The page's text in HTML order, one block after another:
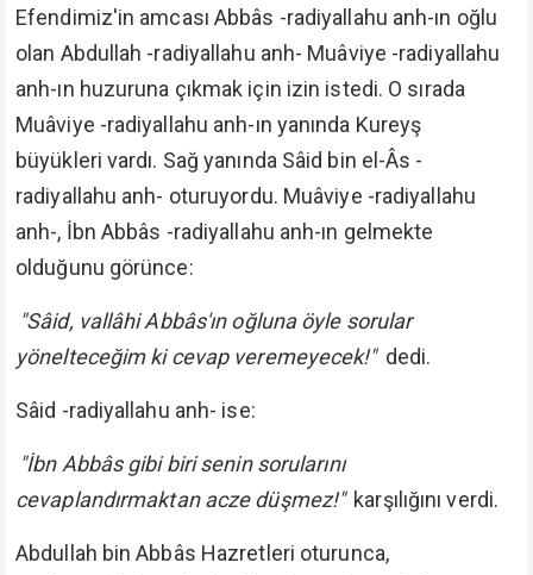
Efendimiz'in amcası Abbâs -radiyallahu anh-ın oğlu
olan Abdullah -radiyallahu anh- Muâviye -radiyallahu
anh-ın huzuruna çıkmak için izin istedi. O sırada
Muâviye -radiyallahu anh-ın yanında Kureyş
büyükleri vardı. Sağ yanında Sâid bin el-Âs -
radiyallahu anh- oturuyordu. Muâviye -radiyallahu
anh-, İbn Abbâs -radiyallahu anh-ın gelmekte
olduğunu görünce:
"Sâid, vallâhi Abbâs'ın oğluna öyle sorular
yönelteceğim ki cevap veremeyecek!" dedi.
Sâid -radiyallahu anh- ise:
"İbn Abbâs gibi biri senin sorularını
cevaplandırmaktan acze düşmez!" karşılığını verdi.
Abdullah bin Abbâs Hazretleri oturunca,